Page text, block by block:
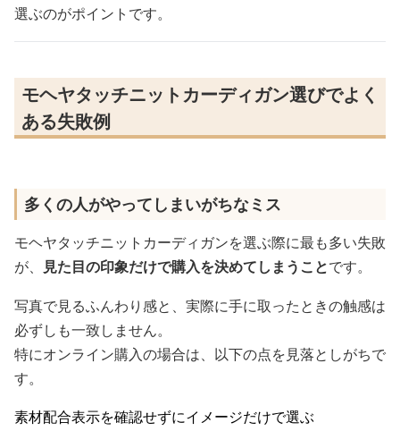
選ぶのがポイントです。
モヘヤタッチニットカーディガン選びでよく
ある失敗例
多くの人がやってしまいがちなミス
モヘヤタッチニットカーディガンを選ぶ際に最も多い失敗
が、
見た目の印象だけで購入を決めてしまうことです。
写真で見るふんわり感と、実際に手に取ったときの触感は
必ずしも一致しません。
特にオンライン購入の場合は、以下の点を見落としがちで
す。
素材配合表示を確認せずにイメージだけで選ぶ